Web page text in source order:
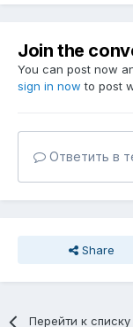
Join the
You can post now
sign in now to post
Ответить в
Share
Перейти к